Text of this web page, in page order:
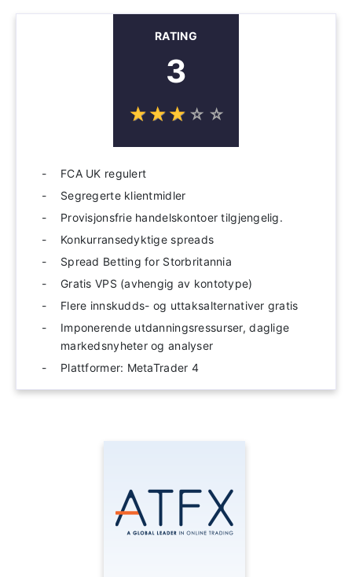
RATING
3
☆☆☆ ☆ ☆
★★★ ★ ★
FCA UK regulert
Segregerte klientmidler
Provisjonsfrie handelskontoer tilgjengelig.
Konkurransedyktige spreads
Spread Betting for Storbritannia
Gratis VPS (avhengig av kontotype)
Flere innskudds- og uttaksalternativer gratis
Imponerende utdanningsressurser, daglige
markedsnyheter og analyser
Plattformer: MetaTrader 4